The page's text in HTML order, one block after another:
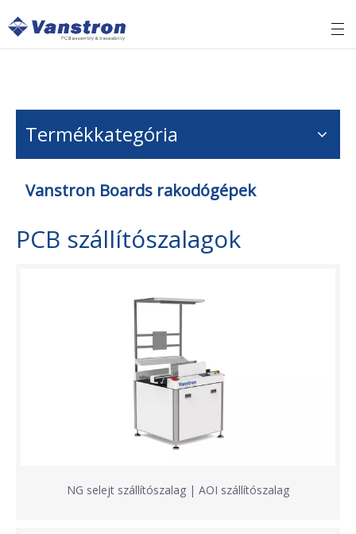
Termékkategória
Vanstron Boards rakodógépek
PCB szállítószalagok
NG selejt szállítószalag | AOI szállítószalag